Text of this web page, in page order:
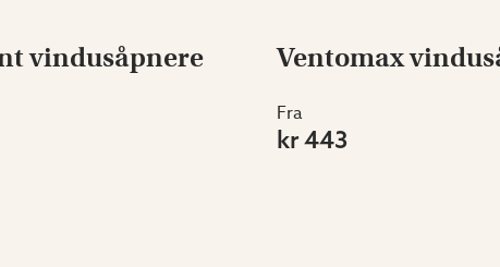
vindusåpnere Ventomax
Fra
kr 443